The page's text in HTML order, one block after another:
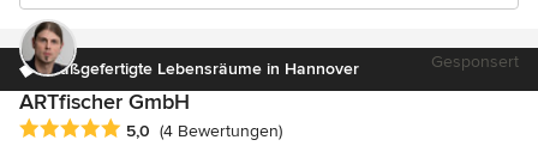
Maßgefertigte Lebensräume in Hannover Gesponsert
ARTfischer GmbH
Durchschnittliche Bewertung: 5 von 5 Sternen
5,0 (4 Bewertungen)